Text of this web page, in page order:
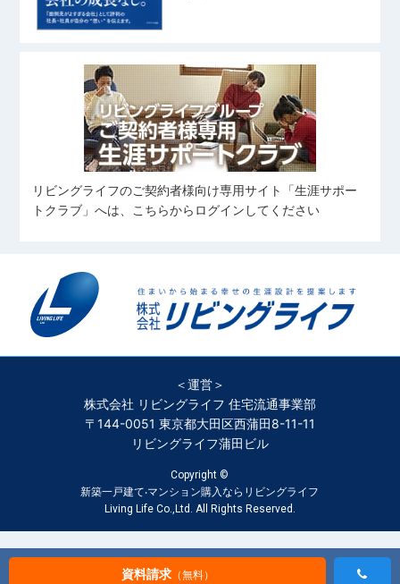
リビングライフのご契約者様向け専用サイト「生涯サポー
トクラブ」へは、こちらからログインしてください
＜運営＞
株式会社 リビングライフ 住宅流通事業部
〒144-0051 東京都大田区西蒲田8-11-11
リビングライフ蒲田ビル
Copyright ©
新築一戸建て‧マンション購入ならリビングライフ
Living Life Co.,Ltd. All Rights Reserved.
資料請求（無料）